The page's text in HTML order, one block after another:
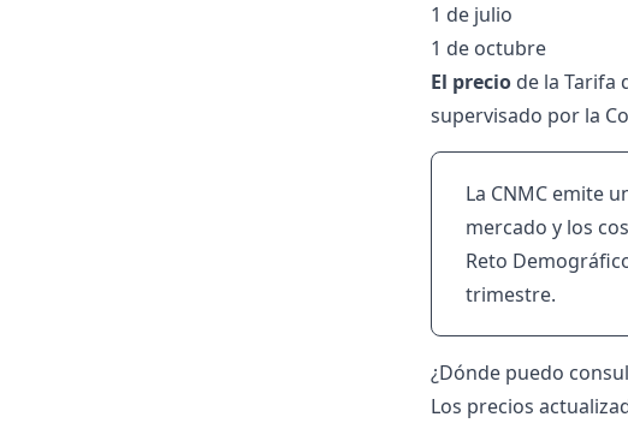
1 de julio
1 de octubre
El preciode la Tarifa
supervisado por la
La CNMC emite
mercado y los
Reto
trimestre.
¿Dónde puedo
Los precios